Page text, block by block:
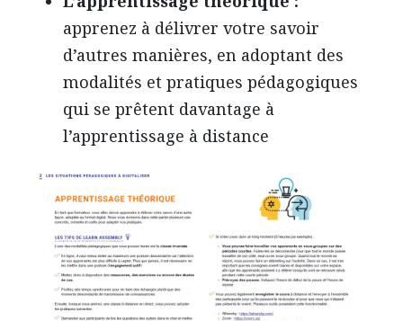
apprenez à délivrer votre savoir
d’autres manières, en adoptant des
modalités et pratiques pédagogiques
qui se prêtent davantage à
l’apprentissage à distance